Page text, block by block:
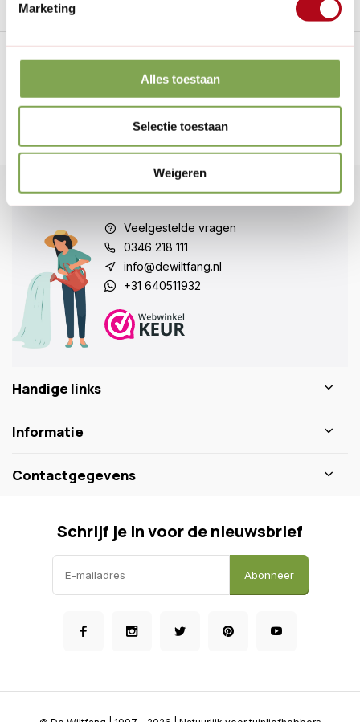
Marketing
Alles toestaan
Selectie toestaan
Weigeren
Specificaties
Nederland.* 14dagen bedenktijd Al28 jaarde tuinspecialist
Klantenservice
Veelgestelde vragen
0346 218 111
info@dewiltfang.nl
+31 640511932
Handige links
Informatie
Contactgegevens
Schrijf je in voor de nieuwsbrief
Abonneer